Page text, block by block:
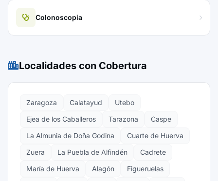
Colonoscopia
Localidades con Cobertura
Zaragoza Calatayud
Utebo
Ejea de los Caballeros
Tarazona
Caspe
La Almunia de Doña Godina
Cuarte de Huerva
Zuera
La Puebla de Alfindén
Cadrete
María de Huerva
Alagón Figueruelas